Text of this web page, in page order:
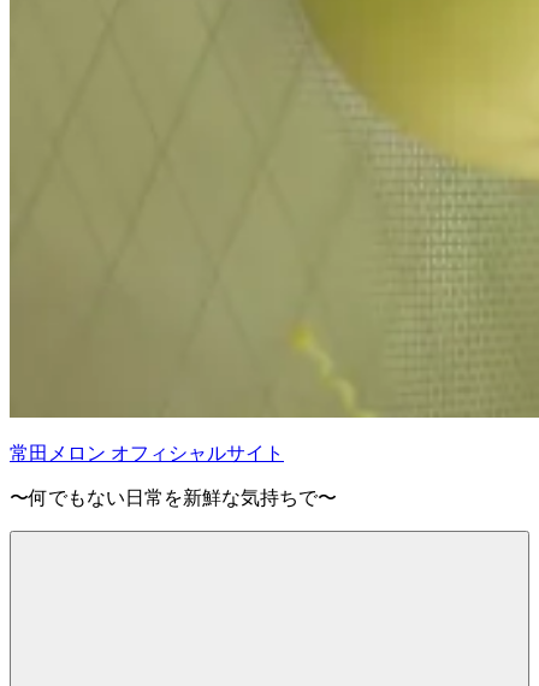
常田メロン オフィシャルサイト
〜何でもない日常を新鮮な気持ちで〜